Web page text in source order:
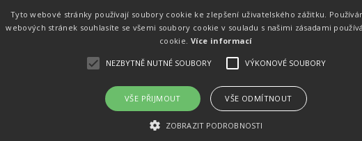
Tato
Náš tým je schopen na profesionální
úrovni zajistit pořádání sportovních
soutěží. Organizaci závodů, registraci na
místě, měření, zpracování a publikaci
je bez písemného souhlasu
Úvod Kalendář akcí
Tyto webové stránky používají soubory cookie ke zlepšení uživatelského zážitku.
webových stránek souhlasíte se všemi soubory cookie v souladu s našimi zásadami
cookie. Více informací
NEZBYTNĚ NUTNÉ SOUBORY VÝKONOVÉ SOUBORY
VŠE PŘIJMOUT VŠE ODMÍTNOUT
ZOBRAZIT PODROBNOSTI